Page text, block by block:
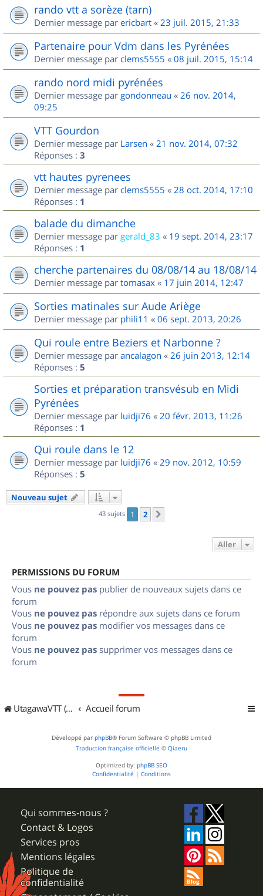
rando vtt a sorèze (tarn)
Dernier message par ericbart « 23 juil. 2015, 21:33
Partenaire pour Vdm dans les Pyrénées
Dernier message par clems5555 « 08 juil. 2015, 15:14
rando nord midi pyrénées
Dernier message par gondonneau « 26 nov. 2014,
09:25
VTT Gourdon
Dernier message par Larsen « 21 nov. 2014, 07:32
Réponses : 3
vtt hautes pyrenees
Dernier message par clems5555 « 28 oct. 2014, 17:10
Réponses : 1
balade du dimanche
Dernier message par gerald_83 « 19 sept. 2014, 23:17
Réponses : 1
cherche partenaires du 08/08/14 au 18/08/14
Dernier message par tomasax « 17 juin 2014, 12:47
Sorties matinales sur Aude Ariège
Dernier message par phili11 « 06 sept. 2013, 20:26
Qui roule entre Beziers et Narbonne ?
Dernier message par ancalagon « 26 juin 2013, 12:14
Réponses : 5
Sorties et préparation transvésub en Midi
Pyrénées
Dernier message par luidji76 « 20 févr. 2013, 11:26
Réponses : 1
Qui roule dans le 12
Dernier message par luidji76 « 29 nov. 2012, 10:59
Réponses : 5
Nouveau sujet
43 sujets 1 2
Aller
PERMISSIONS DU FORUM
Vous ne pouvez pas publier de nouveaux sujets dans ce
forum
Vous ne pouvez pas répondre aux sujets dans ce forum
Vous ne pouvez pas modifier vos messages dans ce
forum
Vous ne pouvez pas supprimer vos messages dans ce
forum
UtagawaVTT (Randos VTT et VTTAE avec traces GPS) Accueil forum
Développé par phpBB® Forum Software © phpBB Limited
Traduction française officielle © Qiaeru
Optimized by: phpBB SEO
Confidentialité | Conditions
Qui sommes-nous ?
Contact & Logos
Services pros
Mentions légales
Politique de
confidentialité